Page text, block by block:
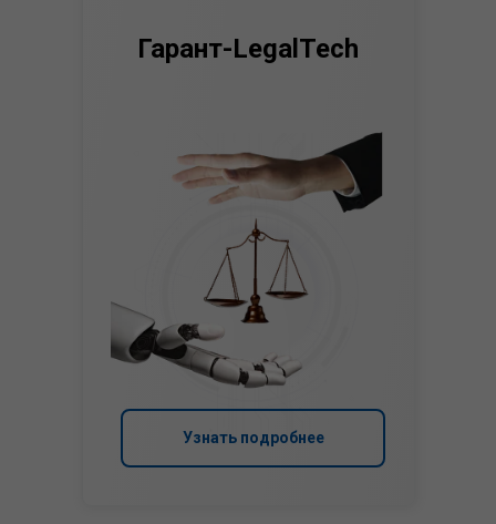
Узнать подробнее
Гарант-LegalTech